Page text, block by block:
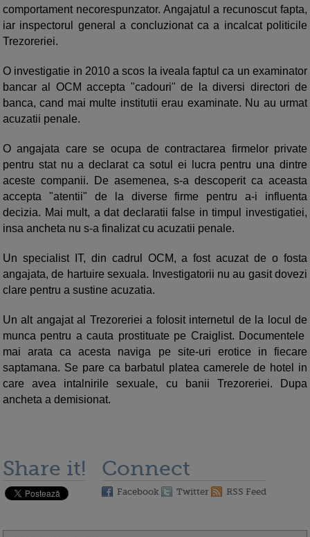
comportament necorespunzator. Angajatul a recunoscut fapta,
iar inspectorul general a concluzionat ca a incalcat politicile
Trezoreriei.
O investigatie in 2010 a scos la iveala faptul ca un examinator
bancar al OCM accepta "cadouri" de la diversi directori de
banca, cand mai multe institutii erau examinate. Nu au urmat
acuzatii penale.
O angajata care se ocupa de contractarea firmelor private
pentru stat nu a declarat ca sotul ei lucra pentru una dintre
aceste companii. De asemenea, s-a descoperit ca aceasta
accepta "atentii" de la diverse firme pentru a-i influenta
decizia. Mai mult, a dat declaratii false in timpul investigatiei,
insa ancheta nu s-a finalizat cu acuzatii penale.
Un specialist IT, din cadrul OCM, a fost acuzat de o fosta
angajata, de hartuire sexuala. Investigatorii nu au gasit dovezi
clare pentru a sustine acuzatia.
Un alt angajat al Trezoreriei a folosit internetul de la locul de
munca pentru a cauta prostituate pe Craiglist. Documentele
mai arata ca acesta naviga pe site-uri erotice in fiecare
saptamana. Se pare ca barbatul platea camerele de hotel in
care avea intalnirile sexuale, cu banii Trezoreriei. Dupa
ancheta a demisionat.
Share it! Connect
Facebook Twitter RSS Feed